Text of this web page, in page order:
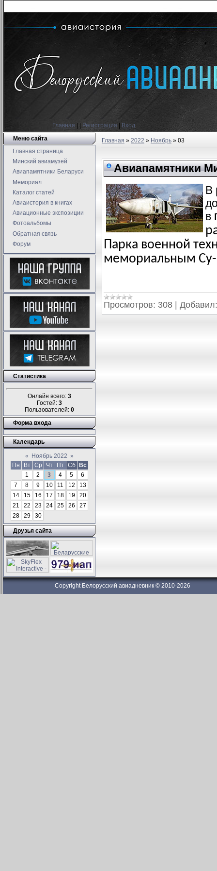
Главная Регистрация
Вход
Меню сайта
Главная страница
Минский авиамузей
Авиапамятники Беларуси
Мемориал
Каталог статей
Авиаистория в книгах
Авиационные экспозиции
Фотоальбомы
Обратная связь
Форум
Статистика
Онлайн всего: 3
Гостей: 3
Пользователей: 0
Форма входа
Календарь
« Ноябрь 2022 »
Пн
Вт Ср Чт Пт Сб
Вс
1
2 3 4 5
6
7
8 9 10 11 12
13
14
15 16 17 18 19
20
21
22 23 24 25 26
27
28
29 30
Друзья сайта
Главная»2022 » Ноябрь » 03
Авиапамятники
В
в
Парка военной
мемориальным Су-
Просмотров: 308 Добавил:
Copyright Белорусский авиадневник © 2010-2026